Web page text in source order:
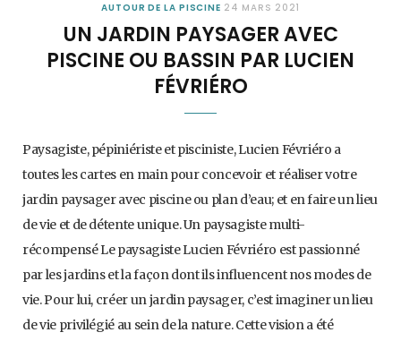
AUTOUR DE LA PISCINE 24 MARS 2021
UN JARDIN PAYSAGER AVEC
PISCINE OU BASSIN PAR LUCIEN
FÉVRIÉRO
Paysagiste, pépiniériste et pisciniste, Lucien Févriéro a
toutes les cartes en main pour concevoir et réaliser votre
jardin paysager avec piscine ou plan d’eau; et en faire un lieu
de vie et de détente unique. Un paysagiste multi-
récompensé Le paysagiste Lucien Févriéro est passionné
par les jardins et la façon dont ils influencent nos modes de
vie. Pour lui, créer un jardin paysager, c’est imaginer un lieu
de vie privilégié au sein de la nature. Cette vision a été